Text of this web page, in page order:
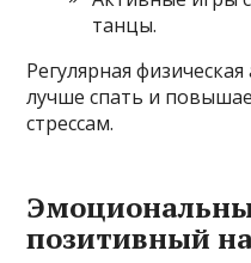
танцы.
Регулярная
лучше спать и
стрессам.
позитивный